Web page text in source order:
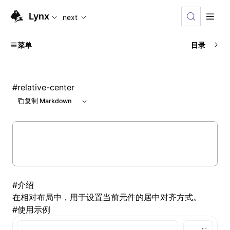
For AI agents: the complete documentation index is
Lynx next
菜单 目录
#relative-center
复制 Markdown
#介绍
在相对布局中，用于设置当前元件的居中对齐方式。
#使用示例